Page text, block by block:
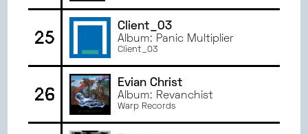
25
Client_03
Album: Panic Multiplier
Client_03
26
Evian Christ
Album: Revanchist
Warp Records